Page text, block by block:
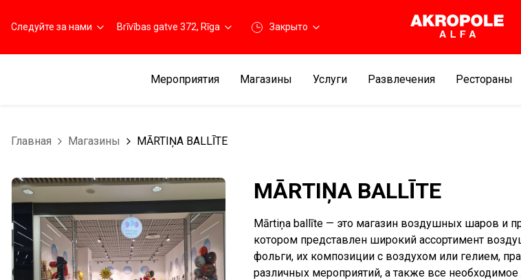
Следуйте за нами Brīvības gatve 372, Rīga Закрыто
Мероприятия Магазины Услуги Развлечения Рестораны
Главная Магазины MĀRTIŅA BALLĪTE
MĀRTIŅA BALLĪTE
Mārtiņa ballīte — это магазин воздушных шаров и
котором представлен широкий ассортимент
фольги, их композиции с воздухом или гелием,
различных мероприятий, а также все